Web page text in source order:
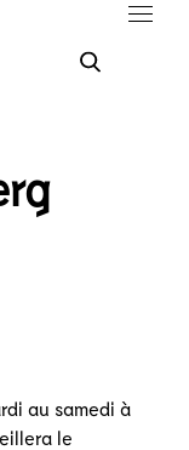
au samedi à
le